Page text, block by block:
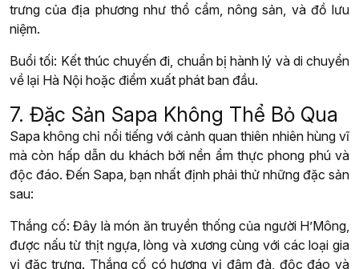
trưng của địa phương như thổ cẩm, nông sản, và đồ lưu
niệm.
Buổi tối: Kết thúc chuyến đi, chuẩn bị hành lý và di chuyển
về lại Hà Nội hoặc điểm xuất phát ban đầu.
7. Đặc Sản Sapa Không Thể Bỏ Qua
Sapa không chỉ nổi tiếng với cảnh quan thiên nhiên hùng vĩ
mà còn hấp dẫn du khách bởi nền ẩm thực phong phú và
độc đáo. Đến Sapa, bạn nhất định phải thử những đặc sản
sau:
Thắng cố: Đây là món ăn truyền thống của người H’Mông,
được nấu từ thịt ngựa, lòng và xương cùng với các loại gia
vị đặc trưng. Thắng cố có hương vị đậm đà, độc đáo và